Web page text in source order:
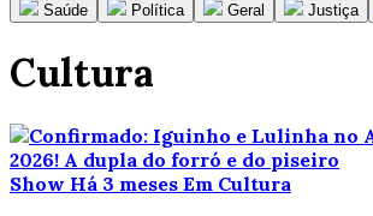
Saúde
Política Geral Justiça
Cultura
Show Há 3 meses Em Cultura